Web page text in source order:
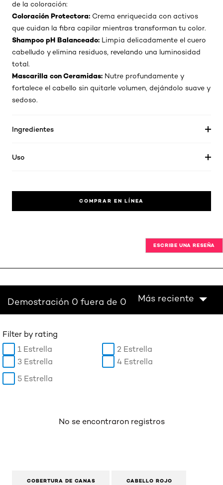
de la coloración:
Coloración Protectora: Crema enriquecida con activos
que cuidan la fibra capilar mientras transforman tu color.
Shampoo pH Balanceado: Limpia delicadamente el cuero
cabelludo y elimina residuos, revelando una luminosidad
total.
Mascarilla con Ceramidas: Nutre profundamente y
fortalece el cabello sin quitarle volumen, dejándolo suave y
sedoso.
Ingredientes
Uso
COMPRAR EN LÍNEA
ESCRIBE UNA RESEÑA
Demostración 0 fuera de 0 Más reciente
Filter by rating
1 Estrella
2 Estrella
3 Estrella
4 Estrella
5 Estrella
No se encontraron registros
COBERTURA DE CANAS CABELLO ROJO